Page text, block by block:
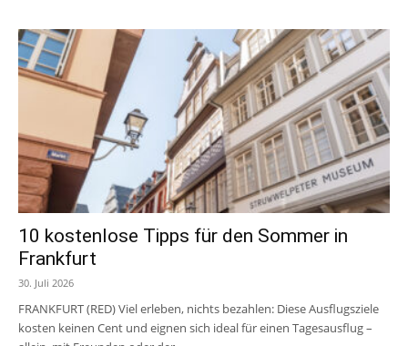
10 kostenlose Tipps für den Sommer in
Frankfurt
30. Juli 2026
FRANKFURT (RED) Viel erleben, nichts bezahlen: Diese Ausflugsziele
kosten keinen Cent und eignen sich ideal für einen Tagesausflug –